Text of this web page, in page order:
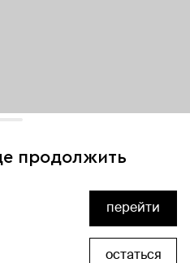
продолжить
перейти
остаться
его использование,